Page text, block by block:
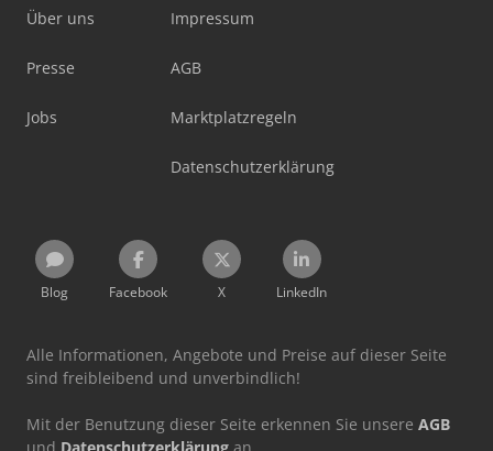
Über uns
Presse
Jobs
Impressum
AGB
Marktplatzregeln
Datenschutzerklärung
Blog Facebook X LinkedIn
Alle Informationen, Angebote und Preise auf dieser Seite
sind freibleibend und unverbindlich!
Mit der Benutzung dieser Seite erkennen Sie unsere AGB